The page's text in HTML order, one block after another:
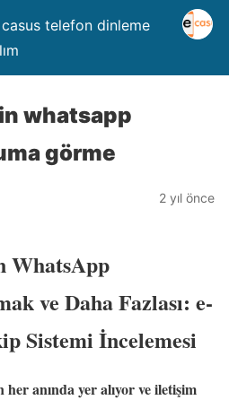
telefon dinleme
whatsapp
görme
2 yıl önce
WhatsApp
ve Daha Fazlası: e-
Sistemi İncelemesi
her anında yer alıyor ve iletişim